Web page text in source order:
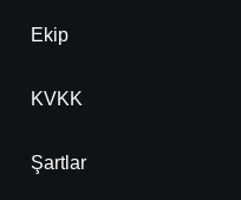
Ekip
KVKK
Şartlar